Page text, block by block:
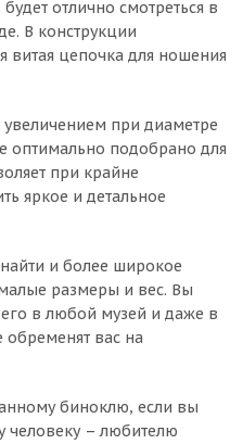
отлично смотреться в
В конструкции
витая цепочка для ношения
при диаметре
оптимально подобрано для
при крайне
яркое и детальное
и более широкое
размеры и вес. Вы
его в любой музей и даже в
обременят вас на
биноклю, если вы
человеку – любителю